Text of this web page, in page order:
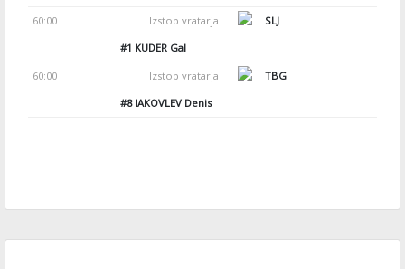
60:00 Izstop vratarja
SLJ
#1 KUDER Gal
60:00 Izstop vratarja
TBG
#8IAKOVLEV Denis